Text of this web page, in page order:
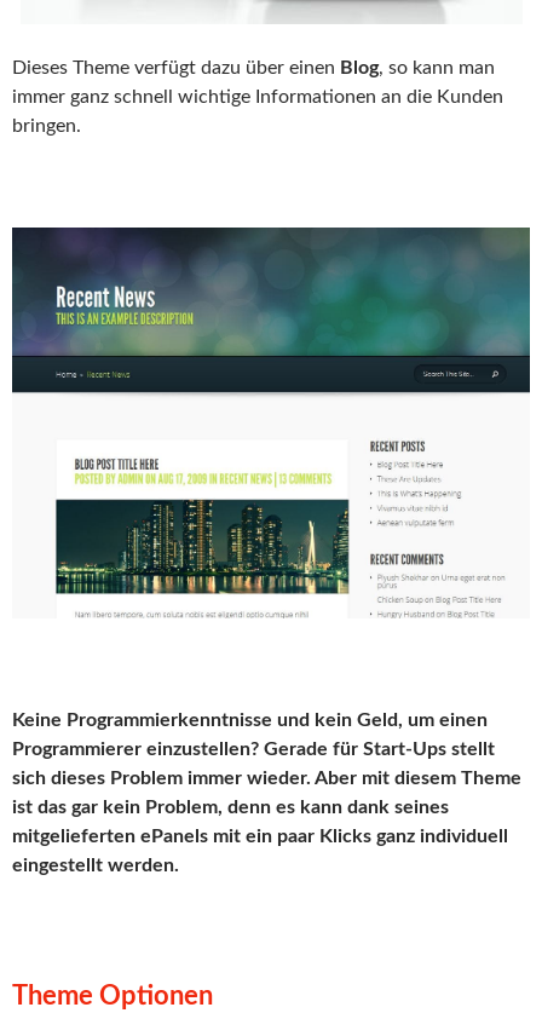
Dieses Theme verfügt dazu über einen Blog, so kann man
immer ganz schnell wichtige Informationen an die Kunden
bringen.
Keine Programmierkenntnisse und kein Geld, um einen
Programmierer einzustellen? Gerade für Start-Ups stellt
sich dieses Problem immer wieder. Aber mit diesem Theme
ist das gar kein Problem, denn es kann dank seines
mitgelieferten ePanels mit ein paar Klicks ganz individuell
eingestellt werden.
Theme Optionen